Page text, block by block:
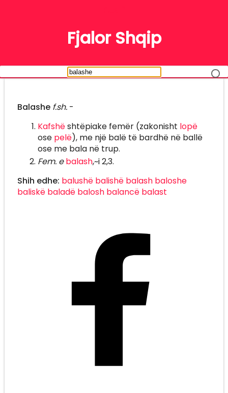
Fjalor Shqip
Balashe f.sh.-
Kafshështëpiake femër (zakonisht lopë
ose pelë), me një balë të bardhë në ballë
ose me bala në trup.
Fem. e balash,~i 2,3.
Shih edhe: balushë balishë balash baloshe
baliskë baladë balosh balancë balast